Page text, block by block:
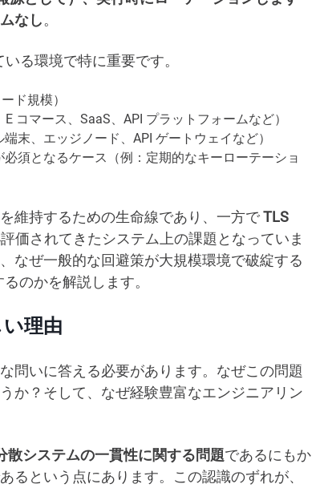
なし。
る環境で特に重要です。
ド規模）
コマース、SaaS、API プラットフォームなど）
末、エッジノード、API ゲートウェイなど）
須となるケース（例：定期的なキーローテーショ
維持するための生命線であり、一方でTLS
価されてきたシステム上の課題となっていま
なぜ一般的な回避策が大規模環境で破綻する
のかを解説します。
理由
問いに答える必要があります。なぜこの問題
か？そして、なぜ経験豊富なエンジニアリン
散システムの一貫性に関する問題であるにもか
るという点にあります。この認識のずれが、